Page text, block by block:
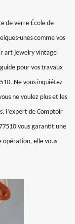
de verre École de
unes comme vos
art jewelry vintage
pour vos travaux
Ne vous inquiétez
ne voulez plus et les
l’expert de Comptoir
vous garantit une
opération, elle vous